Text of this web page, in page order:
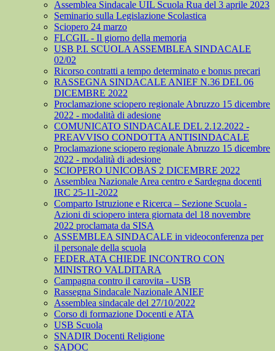
Assemblea Sindacale UIL Scuola Rua del 3 aprile 2023
Seminario sulla Legislazione Scolastica
Sciopero 24 marzo
FLCGIL - Il giorno della memoria
USB P.I. SCUOLA ASSEMBLEA SINDACALE
02/02
Ricorso contratti a tempo determinato e bonus precari
RASSEGNA SINDACALE ANIEF N.36 DEL 06
DICEMBRE 2022
Proclamazione sciopero regionale Abruzzo 15 dicembre
2022 - modalità di adesione
COMUNICATO SINDACALE DEL 2.12.2022 -
PREAVVISO CONDOTTA ANTISINDACALE
Proclamazione sciopero regionale Abruzzo 15 dicembre
2022 - modalità di adesione
SCIOPERO UNICOBAS 2 DICEMBRE 2022
Assemblea Nazionale Area centro e Sardegna docenti
IRC 25-11-2022
Comparto Istruzione e Ricerca – Sezione Scuola -
Azioni di sciopero intera giornata del 18 novembre
2022 proclamata da SISA
ASSEMBLEA SINDACALE in videoconferenza per
il personale della scuola
FEDER.ATA CHIEDE INCONTRO CON
MINISTRO VALDITARA
Campagna contro il carovita - USB
Rassegna Sindacale Nazionale ANIEF
Assemblea sindacale del 27/10/2022
Corso di formazione Docenti e ATA
USB Scuola
SNADIR Docenti Religione
SADOC